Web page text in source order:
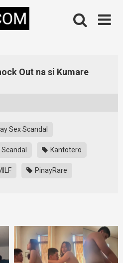
Out na si Kumare
Sex Scandal
Scandal Kantotero
PinayRare